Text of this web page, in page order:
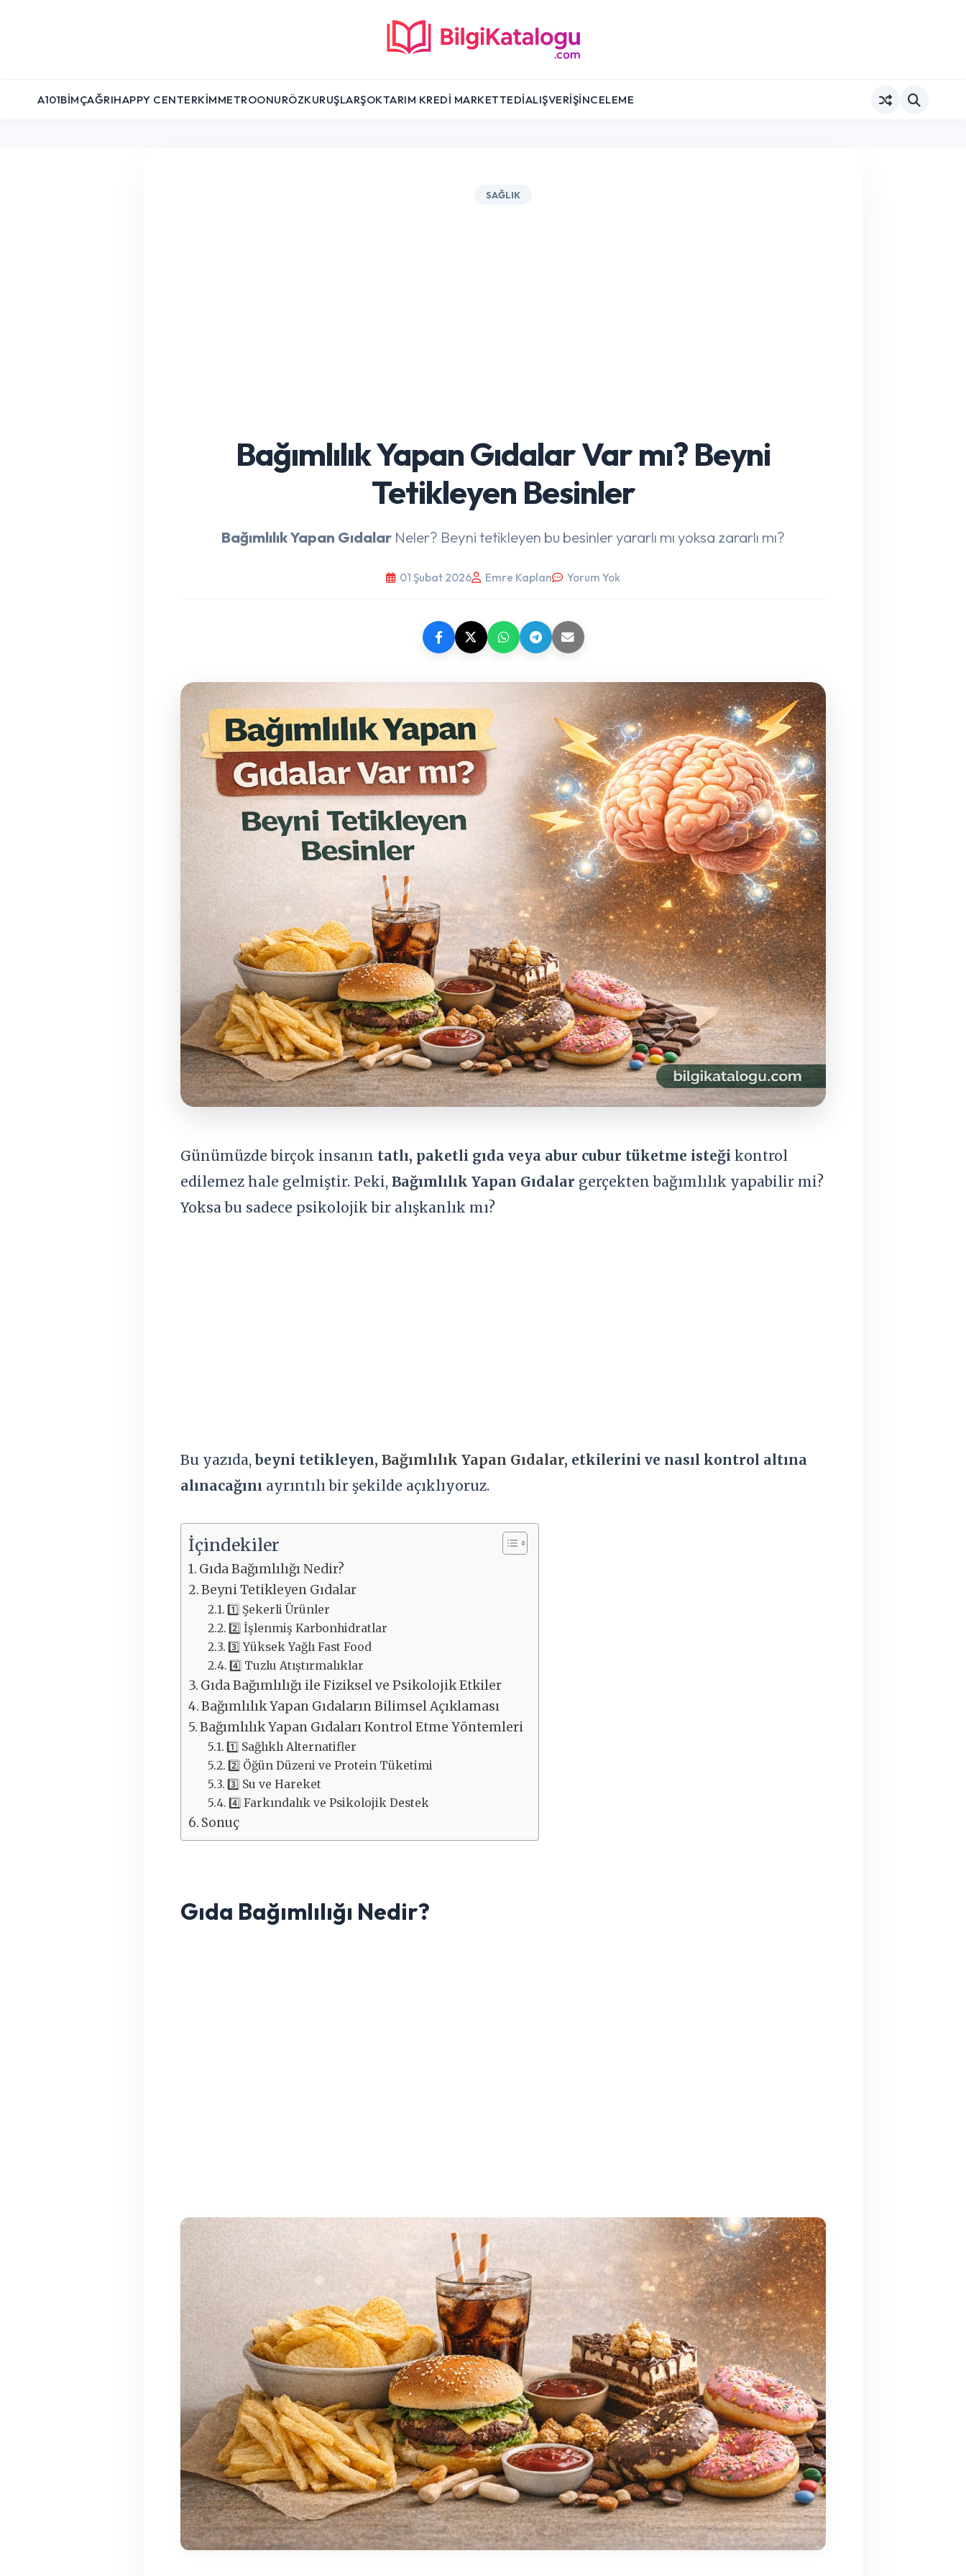
A101BIMÇAĞRIHAPPY CENTERKIMMETROONURÖZKURUŞLARŞOKTARIM KREDI MARKETTEDIALIŞVERIŞİNCELEME
SAĞLIK
Bağımlılık Yapan Gıdalar Var mı? Beyni
Tetikleyen Besinler
Bağımlılık Yapan Gıdalar Neler? Beyni tetikleyen bu besinler yararlı mı yoksa zararlı mı?
01 Şubat 2026 Emre Kaplan Yorum Yok
Günümüzde birçok insanın tatlı, paketli gıda veya abur cubur tüketme isteği kontrol
edilemez hale gelmiştir. Peki, Bağımlılık Yapan Gıdalar gerçekten bağımlılık yapabilir mi?
Yoksa bu sadece psikolojik bir alışkanlık mı?
Bu yazıda,beyni tetikleyen, Bağımlılık Yapan Gıdalar, etkilerini ve nasıl kontrol altına
alınacağını ayrıntılı bir şekilde açıklıyoruz.
İçindekiler
Gıda Bağımlılığı Nedir?
Beyni Tetikleyen Gıdalar
1️⃣ Şekerli Ürünler
2️⃣ İşlenmiş Karbonhidratlar
3️⃣ Yüksek Yağlı Fast Food
4️⃣ Tuzlu Atıştırmalıklar
Gıda Bağımlılığı ile Fiziksel ve Psikolojik Etkiler
Bağımlılık Yapan Gıdaların Bilimsel Açıklaması
Bağımlılık Yapan Gıdaları Kontrol Etme Yöntemleri
1️⃣ Sağlıklı Alternatifler
2️⃣ Öğün Düzeni ve Protein Tüketimi
3️⃣ Su ve Hareket
4️⃣ Farkındalık ve Psikolojik Destek
Sonuç
Gıda Bağımlılığı Nedir?